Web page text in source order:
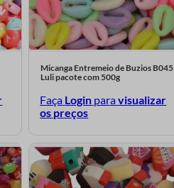
Micanga Entremeio de Buzios B045
Luli pacote com 500g
Faça Login paravisualizar
os preços